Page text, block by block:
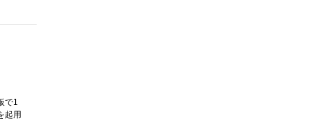
で1
起用